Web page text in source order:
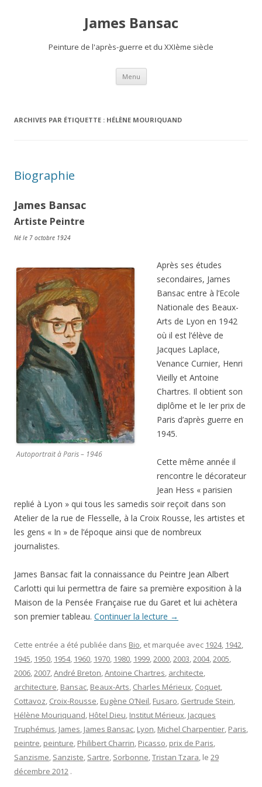
James Bansac
Peinture de l'après-guerre et du XXIème siècle
Menu Aller
contenu
ARCHIVES PAR ÉTIQUETTE : HÉLÈNE MOURIQUAND
Biographie
James Bansac
Artiste Peintre
Né le 7 octobre 1924
Autoportrait à Paris – 1946
Après ses études
secondaires, James
Bansac entre à l’Ecole
Nationale des Beaux-
Arts de Lyon en 1942
où il est l’élève de
Jacques Laplace,
Venance Curnier, Henri
Vieilly et Antoine
Chartres. Il obtient son
diplôme et le Ier prix de
Paris d’après guerre en
1945.
Cette même année il
rencontre le décorateur
Jean Hess « parisien
replié à Lyon » qui tous les samedis soir reçoit dans son
Atelier de la rue de Flesselle, à la Croix Rousse, les artistes et
les gens « In » de l’époque ainsi que de nombreux
journalistes.
James Bansac fait la connaissance du Peintre Jean Albert
Carlotti qui lui permettra de faire sa première exposition à la
Maison de la Pensée Française rue du Garet et lui achètera
son premier tableau. Continuer la lecture →
Cette entrée a été publiée dans Bio, et marquée avec 1924, 1942,
1945, 1950, 1954, 1960, 1970, 1980, 1999,2000,2003,2004,2005,
2006,2007,André Breton,Antoine Chartres, architecte,
architecture, Bansac, Beaux-Arts, Charles Mérieux, Coquet,
Cottavoz, Croix-Rousse, Eugène O’Neil, Fusaro, Gertrude Stein,
Hélène Mouriquand, Hôtel Dieu, Institut Mérieux, Jacques
Truphémus, James, James Bansac, Lyon, Michel Charpentier, Paris,
peintre, peinture, Philibert Charrin, Picasso, prix de Paris,
Sanzisme, Sanziste, Sartre, Sorbonne,Tristan Tzara, le 29
décembre 2012 .